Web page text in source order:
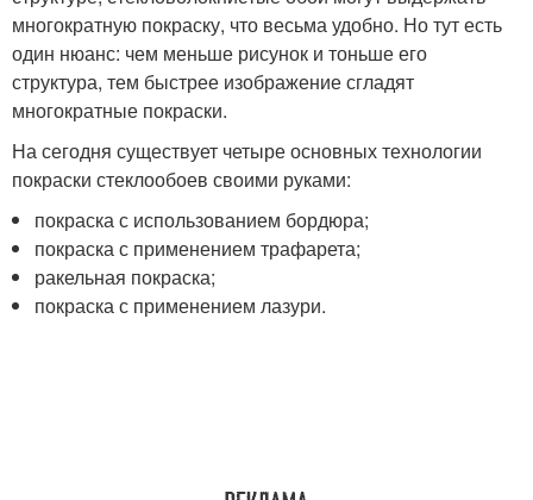
многократную покраску, что весьма удобно. Но тут есть
один нюанс: чем меньше рисунок и тоньше его
структура, тем быстрее изображение сгладят
многократные покраски.
На сегодня существует четыре основных технологии
покраски стеклообоев своими руками:
покраска с использованием бордюра;
покраска с применением трафарета;
ракельная покраска;
покраска с применением лазури.